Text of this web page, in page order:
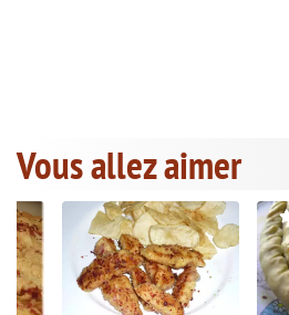
Vous allez aimer